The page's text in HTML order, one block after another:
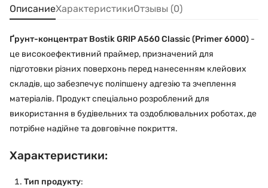
ОписаниеХарактеристикиОтзывы (0)
Ґрунт-концентрат Bostik GRIP A560 Classic (Primer 6000) -
це високоефективний праймер, призначений для
підготовки різних поверхонь перед нанесенням клейових
складів, що забезпечує поліпшену адгезію та зчеплення
матеріалів. Продукт спеціально розроблений для
використання в будівельних та оздоблювальних роботах, де
потрібне надійне та довговічне покриття.
Характеристики:
Тип продукту: